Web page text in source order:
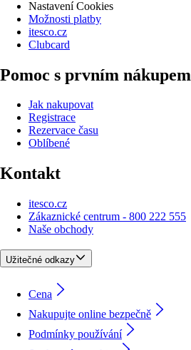
Nastavení Cookies
Možnosti platby
itesco.cz
Clubcard
Pomoc s prvním nákupem
Jak nakupovat
Registrace
Rezervace času
Oblíbené
Kontakt
itesco.cz
Zákaznické centrum - 800 222 555
Naše obchody
Užitečné odkazy
Cena
Nakupujte online bezpečně
Podmínky používání